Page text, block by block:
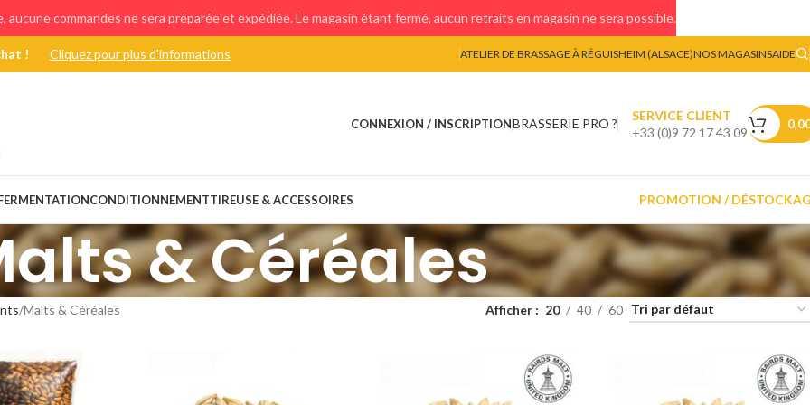
! Cliquez pour plus d'informations ATELIER DE BRASSAGE À RÉGUISHEIM (ALSACE)NOS MAGASINSAIDE
CONNEXION / INSCRIPTIONBRASSERIE PRO ?
SERVICE CLIENT
+33 (0)9 72 17 43 09
CONDITIONNEMENTTIREUSE & ACCESSOIRES PROMOTION /
& Céréales
Malts & Céréales Afficher 20 40 60
aucune commandes ne sera préparée et expédiée. Le magasin étant fermé, aucun retraits en magasin ne sera possible.